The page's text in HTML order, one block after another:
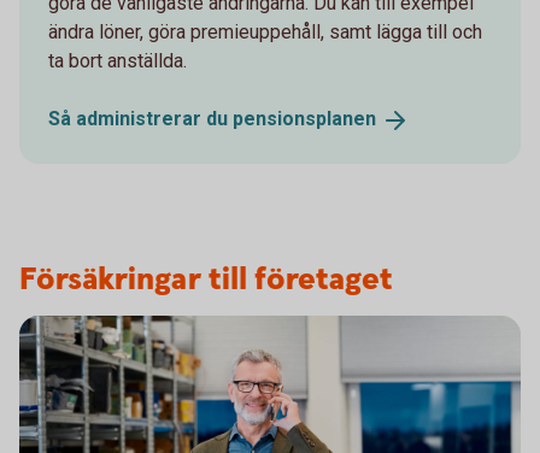
ändra löner, göra premieuppehåll, samt lägga till och
ta bort anställda.
Så administrerar du pensionsplanen
Försäkringar till företaget